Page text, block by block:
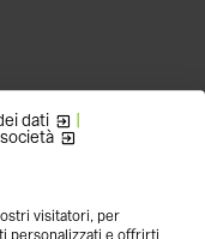
dati |
visitatori, per